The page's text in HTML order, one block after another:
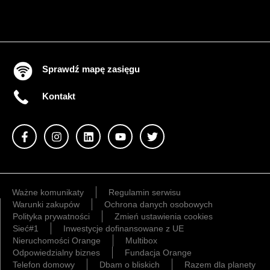
Sprawdź mapę zasięgu
Kontakt
Ważne komunikaty
Regulamin serwisu
Warunki zakupów
Ochrona danych osobowych
Polityka prywatności
Zmień ustawienia cookies
Sieć#1
Inwestycje dofinansowane z UE
Nieruchomości Orange
Multibox
Odpowiedzialny biznes
Fundacja Orange
Telefon domowy
Dbam o bliskich Razem dla planety